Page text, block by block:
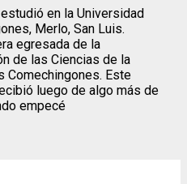
en la Universidad
Merlo, San Luis.
egresada de la
de las Ciencias de la
Comechingones. Este
luego de algo más de
empecé